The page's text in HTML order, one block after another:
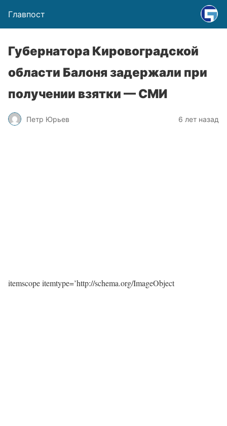
Главпост
Губернатора Кировоградской
области Балоня задержали при
получении взятки — СМИ
Петр Юрьев 6 лет назад
itemscope itemtype=’http://schema.org/ImageObject